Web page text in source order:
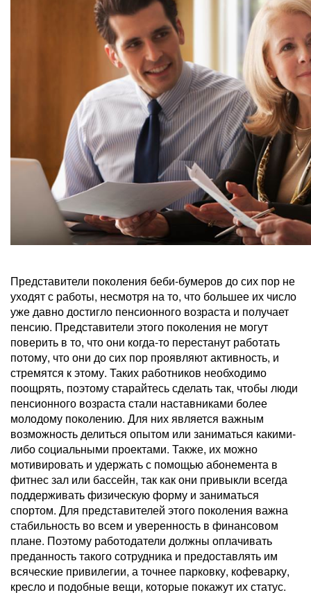
Представители поколения беби-бумеров до сих пор не
уходят с работы, несмотря на то, что большее их число
уже давно достигло пенсионного возраста и получает
пенсию. Представители этого поколения не могут
поверить в то, что они когда-то перестанут работать
потому, что они до сих пор проявляют активность, и
стремятся к этому. Таких работников необходимо
поощрять, поэтому старайтесь сделать так, чтобы люди
пенсионного возраста стали наставниками более
молодому поколению. Для них является важным
возможность делиться опытом или заниматься какими-
либо социальными проектами. Также, их можно
мотивировать и удержать с помощью абонемента в
фитнес зал или бассейн, так как они привыкли всегда
поддерживать физическую форму и заниматься
спортом. Для представителей этого поколения важна
стабильность во всем и уверенность в финансовом
плане. Поэтому работодатели должны оплачивать
преданность такого сотрудника и предоставлять им
всяческие привилегии, а точнее парковку, кофеварку,
кресло и подобные вещи, которые покажут их статус.